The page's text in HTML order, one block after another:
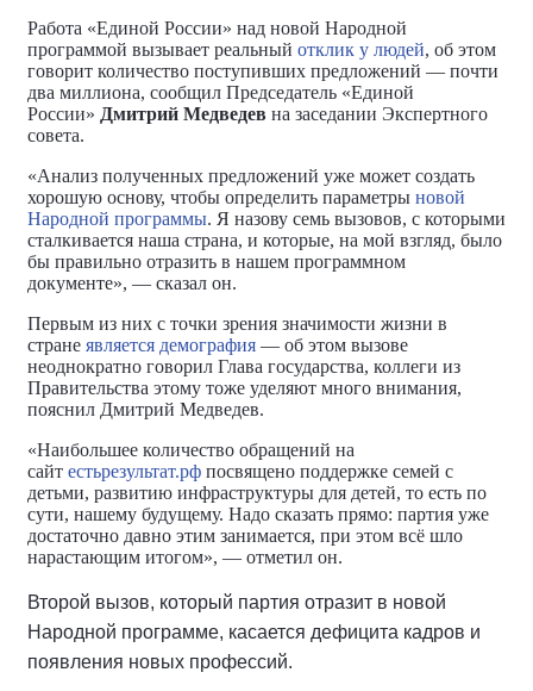
Работа «Единой России» над новой Народной
программой вызывает реальный отклик у людей, об этом
говорит количество поступивших предложений — почти
два миллиона, сообщил Председатель «Единой
России» Дмитрий Медведев на заседании Экспертного
совета.
«Анализ полученных предложений уже может создать
хорошую основу, чтобы определить параметры новой
Народной программы. Я назову семь вызовов, с которыми
сталкивается наша страна, и которые, на мой взгляд, было
бы правильно отразить в нашем программном
документе», — сказал он.
Первым из них с точки зрения значимости жизни в
стране является демография — об этом вызове
неоднократно говорил Глава государства, коллеги из
Правительства этому тоже уделяют много внимания,
пояснил Дмитрий Медведев.
«Наибольшее количество обращений на
сайт естьрезультат.рф посвящено поддержке семей с
детьми, развитию инфраструктуры для детей, то есть по
сути, нашему будущему. Надо сказать прямо: партия уже
достаточно давно этим занимается, при этом всё шло
нарастающим итогом», — отметил он.
Второй вызов, который партия отразит в новой
Народной программе, касается дефицита кадров и
появления новых профессий.